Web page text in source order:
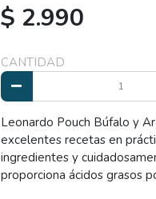
$ 2.990
CANTIDAD
Leonardo Pouch Búfalo y
excelentes recetas en
ingredientes y
proporciona ácidos grasos